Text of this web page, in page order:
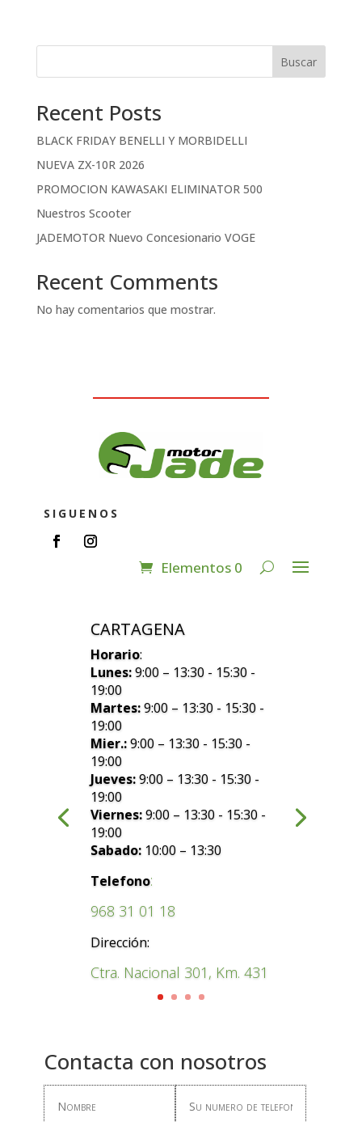
Buscar
Recent Posts
BLACK FRIDAY BENELLI Y MORBIDELLI
NUEVA ZX-10R 2026
PROMOCION KAWASAKI ELIMINATOR 500
Nuestros Scooter
JADEMOTOR Nuevo Concesionario VOGE
Recent Comments
No hay comentarios que mostrar.
SIGUENOS
Elementos 0
CARTAGENA
Horario:
Lunes:9:00 – 13:30 - 15:30 -
19:00
Martes:9:00 – 13:30 - 15:30 -
19:00
Mier.:9:00 – 13:30 - 15:30 -
19:00
Jueves:9:00 – 13:30 - 15:30 -
19:00
Viernes:9:00 – 13:30 - 15:30 -
19:00
Sabado: 10:00 – 13:30
Telefono:
968 31 01 18
Dirección:
Ctra. Nacional 301, Km. 431
Contacta con nosotros